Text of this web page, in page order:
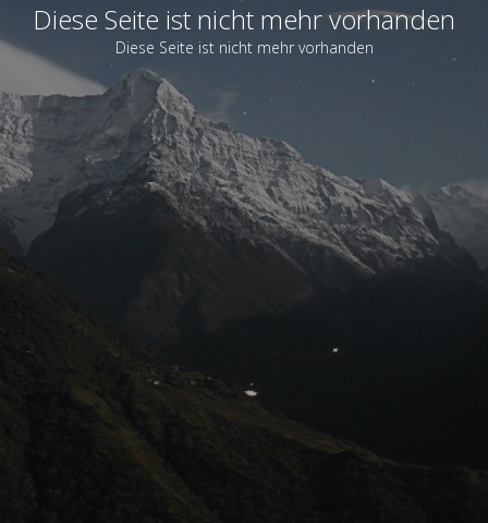
Diese Seite ist nicht mehr vorhanden
Diese Seite ist nicht mehr vorhanden